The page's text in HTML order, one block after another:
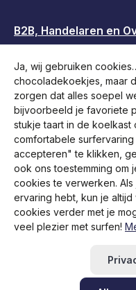
B2B, Handelaren en
Volg ons
bezorgkosten,
Retourzending starten
Ja, wij gebruiken
chocoladekoekjes, maar
zorgen dat alles soepel
bijvoorbeeld je favoriete
stukje taart in de
comfortabele
accepteren" te klikken,
ook ons toestemming om
cookies te verwerken.
ervaring hebt, kun je
cookies verder met je
veel plezier met surfen!